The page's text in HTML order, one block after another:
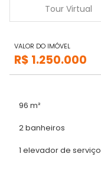
Tour Virtual
VALOR DO IMÓVEL
R$ 1.250.000
96 m²
2 banheiros
1 elevador de serviço